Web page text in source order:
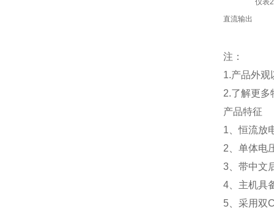
直流输出
仪表
注：
1.产品外观
2.了解更多
产品特征
1、恒流放
2、单体电
3、带中文
4、主机具
5、采用双